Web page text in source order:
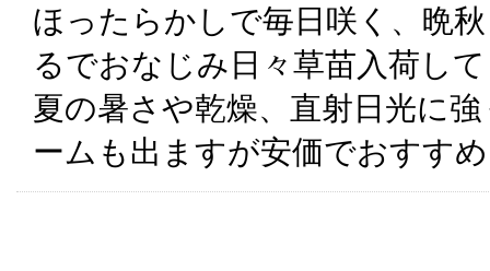
ほったらかしで毎日咲く、晩
るでおなじみ日々草苗入荷し
夏の暑さや乾燥、直射日光に
ームも出ますが安価でおすす